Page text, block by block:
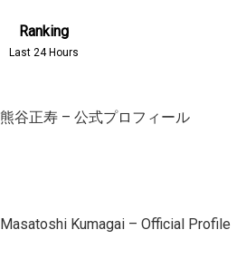
Ranking
Last 24 Hours
熊谷正寿 – 公式プロフィール
Masatoshi Kumagai – Official Profile